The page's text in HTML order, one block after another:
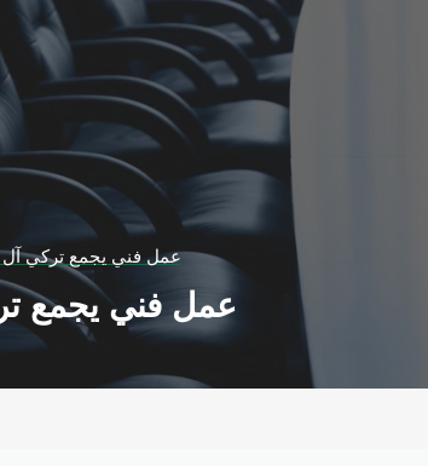
عمل فني يجمع تركي آل
عمل فني يجمع